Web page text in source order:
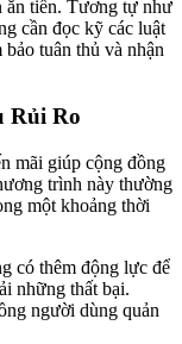
ăn tiền. Tương tự như
cần đọc kỹ các luật
tuân thủ và nhận
Rủi Ro
mãi giúp cộng đồng
trình này thường
một khoảng thời
có thêm động lực để
những thất bại.
người dùng quản